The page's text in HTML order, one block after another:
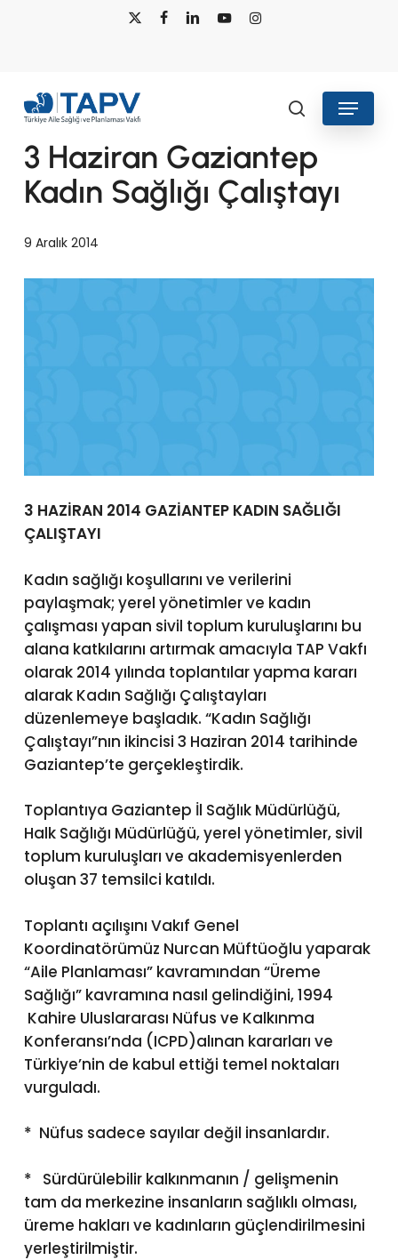
x-
facebooklinkedin youtubeinstagram
search
Menu
Projeler
3 Haziran Gaziantep
Kadın Sağlığı Çalıştayı
9 Aralık 2014
3 HAZİRAN 2014 GAZİANTEP KADIN SAĞLIĞI
ÇALIŞTAYI
Kadın sağlığı koşullarını ve verilerini
paylaşmak; yerel yönetimler ve kadın
çalışması yapan sivil toplum kuruluşlarını bu
alana katkılarını artırmak amacıyla TAP Vakfı
olarak 2014 yılında toplantılar yapma kararı
alarak Kadın Sağlığı Çalıştayları
düzenlemeye başladık. “Kadın Sağlığı
Çalıştayı”nın ikincisi 3 Haziran 2014 tarihinde
Gaziantep’te gerçekleştirdik.
Toplantıya Gaziantep İl Sağlık Müdürlüğü,
Halk Sağlığı Müdürlüğü, yerel yönetimler, sivil
toplum kuruluşları ve akademisyenlerden
oluşan 37 temsilci katıldı.
Toplantı açılışını Vakıf Genel
Koordinatörümüz Nurcan Müftüoğlu yaparak
“Aile Planlaması” kavramından “Üreme
Sağlığı” kavramına nasıl gelindiğini, 1994
Kahire Uluslararası Nüfus ve Kalkınma
Konferansı’nda (ICPD)alınan kararları ve
Türkiye’nin de kabul ettiği temel noktaları
vurguladı.
* Nüfus sadece sayılar değil insanlardır.
* Sürdürülebilir kalkınmanın / gelişmenin
tam da merkezine insanların sağlıklı olması,
üreme hakları ve kadınların güçlendirilmesini
yerleştirilmiştir.